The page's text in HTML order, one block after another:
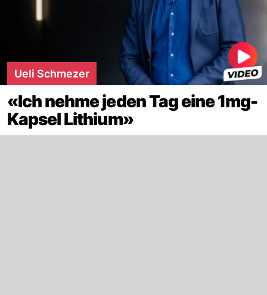
Ueli Schmezer
«Ich nehme jeden Tag eine 1mg-
Kapsel Lithium»